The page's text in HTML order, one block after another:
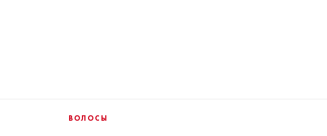
ВОЛОСЫ